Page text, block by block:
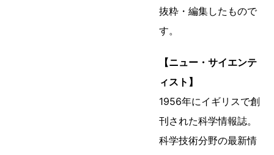
抜粋・編集したもので
す。
【ニュー・サイエンテ
ィスト】
1956年にイギリスで創
刊された科学情報誌。
科学技術分野の最新情